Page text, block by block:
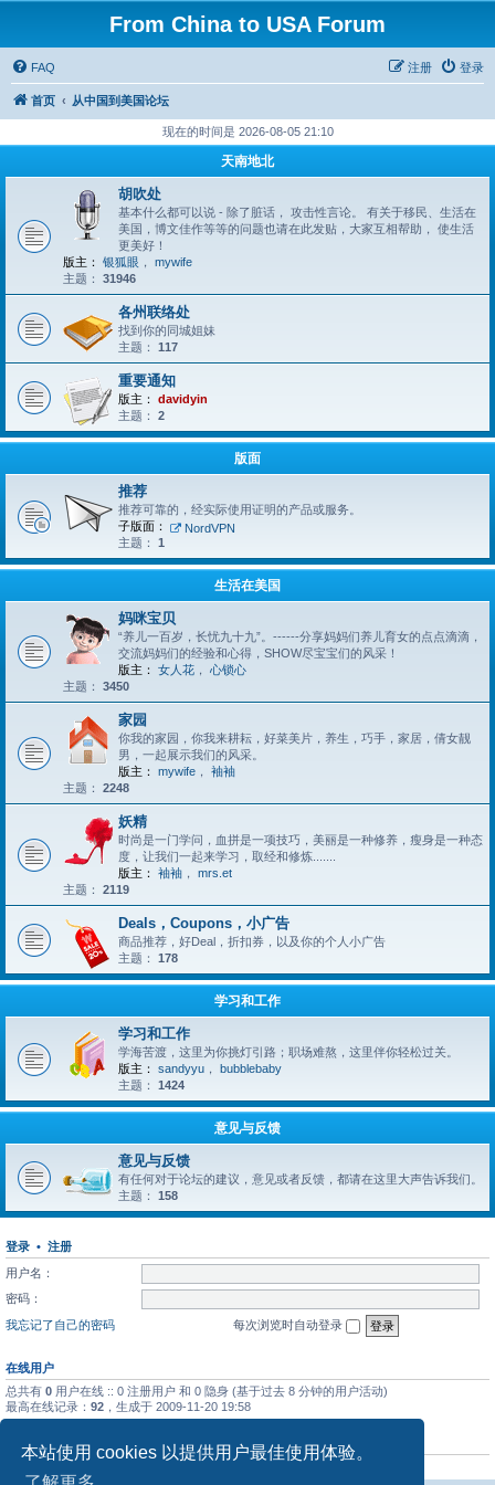
本站使用 cookies 以提供用户最佳使用体验。
From China to USA Forum
FAQ 登录
注册
首页 从中国到美国论坛
现在的时间是 2026-08-05 21:10
天南地北
胡吹处
基本什么都可以说 - 除了脏话， 攻击性言论。 有关于移民、生活在
美国，博文佳作等等的问题也请在此发贴，大家互相帮助， 使生活
更美好！
版主：
银狐眼 ， mywife
主题： 31946
各州联络处
找到你的同城姐妹
主题： 117
重要通知
版主：
davidyin
主题： 2
版面
推荐
推荐可靠的，经实际使用证明的产品或服务。
子版面：
NordVPN
主题： 1
生活在美国
妈咪宝贝
“养儿一百岁，长忧九十九”。------分享妈妈们养儿育女的点点滴滴，
交流妈妈们的经验和心得，SHOW尽宝宝们的风采！
版主：
女人花 ， 心锁心
主题： 3450
家园
你我的家园，你我来耕耘，好菜美片，养生，巧手，家居，倩女靓
男，一起展示我们的风采。
版主：
mywife ， 袖袖
主题： 2248
妖精
时尚是一门学问，血拼是一项技巧，美丽是一种修养，瘦身是一种态
度，让我们一起来学习，取经和修炼.......
版主：
袖袖 ， mrs.et
主题： 2119
Deals，Coupons，小广告
商品推荐，好Deal，折扣券，以及你的个人小广告
主题： 178
学习和工作
学习和工作
学海苦渡，这里为你挑灯引路；职场难熬，这里伴你轻松过关。
版主：
sandyyu ， bubblebaby
主题： 1424
意见与反馈
意见与反馈
有任何对于论坛的建议，意见或者反馈，都请在这里大声告诉我们。
主题： 158
登录 • 注册
用户名：
密码：
我忘记了自己的密码
每次浏览时自动登录
在线用户
总共有 0 用户在线 :: 0 注册用户 和 0 隐身 (基于过去 8 分钟的用户活动)
最高在线记录： 92 ，生成于 2009-11-20 19:58
统计信息
684029 41882 • 最新注册的用户